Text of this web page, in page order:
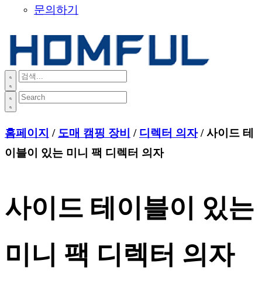
문의하기
홈페이지 / 도매 캠핑 장비 / 디렉터 의자/ 사이드 테
이블이 있는 미니 팩 디렉터 의자
사이드 테이블이 있는
미니 팩 디렉터 의자